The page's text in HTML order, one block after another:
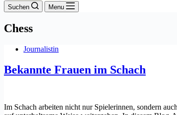
Suchen Menu
Chess
Journalistin
Bekannte Frauen im Schach
Im Schach arbeiten nicht nur Spielerinnen, sondern